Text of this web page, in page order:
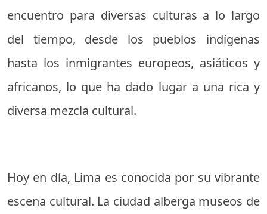
encuentro para diversas culturas a lo largo
del tiempo, desde los pueblos indígenas
hasta los inmigrantes europeos, asiáticos y
africanos, lo que ha dado lugar a una rica y
diversa mezcla cultural.
Hoy en día, Lima es conocida por su vibrante
escena cultural. La ciudad alberga museos de